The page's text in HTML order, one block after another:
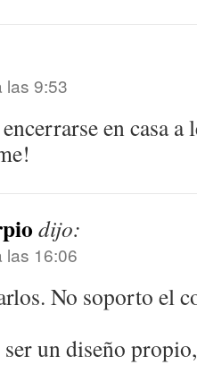
las 9:53
en casa a
dijo:
las 16:06
No soporto el
un diseño